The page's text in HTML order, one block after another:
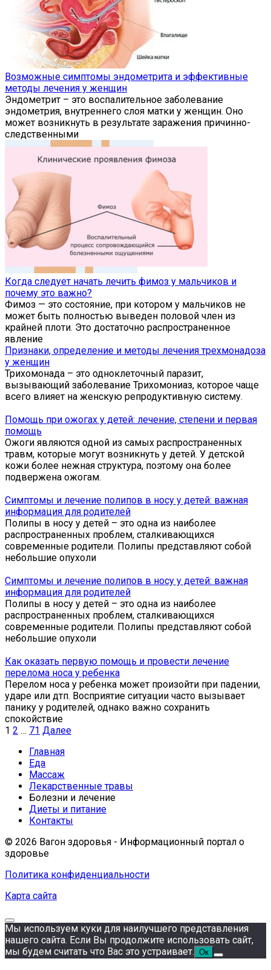
Возможные симптомы эндометрита и эффективные
методы лечения у женщин
Эндометрит – это воспалительное заболевание
эндометрия, внутреннего слоя матки у женщин. Оно
может возникнуть в результате заражения причинно-
следственными
Когда следует начать лечить фимоз у мальчиков и
почему это важно?
Фимоз — это состояние, при котором у мальчиков не
может быть полностью выведен половой член из
крайней плоти. Это достаточно распространенное
явление
Признаки, определение и методы лечения трехмонадоза
у женщин
Трихомонада – это одноклеточный паразит,
вызывающий заболевание Трихомониаз, которое чаще
всего влияет на женскую репродуктивную систему.
Помощь при ожогах у детей: лечение, степени и первая
помощь
Ожоги являются одной из самых распространенных
травм, которые могут возникнуть у детей. У детской
кожи более нежная структура, поэтому она более
подвержена ожогам.
Симптомы и лечение полипов в носу у детей: важная
информация для родителей
Полипы в носу у детей – это одна из наиболее
распространенных проблем, сталкивающихся
современные родители. Полипы представляют собой
небольшие опухоли
Симптомы и лечение полипов в носу у детей: важная
информация для родителей
Полипы в носу у детей – это одна из наиболее
распространенных проблем, сталкивающихся
современные родители. Полипы представляют собой
небольшие опухоли
Как оказать первую помощь и провести лечение
перелома носа у ребенка
Перелом носа у ребенка может произойти при падении,
ударе или дтп. Восприятие ситуации часто вызывает
панику у родителей, однако важно сохранить
спокойствие
Пагинация
1 2 … 71 Далее
Главная
Еда
Массаж
Лекарственные травы
Болезни и лечение
Диеты и питание
Контакты
© 2026 Вагон здоровья - Информационный портал о
здоровье
Политика конфиденциальности
Карта сайта
Мы используем куки для наилучшего представления
нашего сайта. Если Вы продолжите использовать сайт,
мы будем считать что Вас это устраивает. Ок